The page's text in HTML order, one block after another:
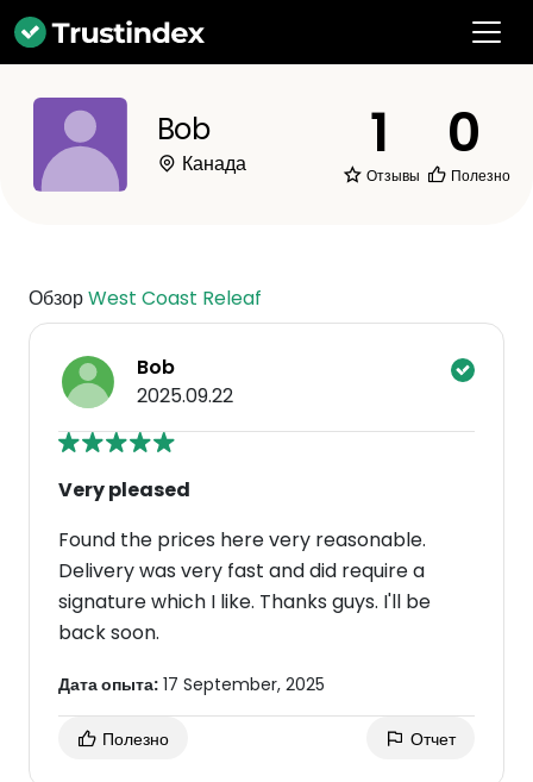
Bob
Канада 1
Отзывы
0
Полезно
ОбзорWest Coast Releaf
Bob
2025.09.22
Very pleased
Found the prices here very reasonable.
Delivery was very fast and did require a
signature which I like. Thanks guys. I'll be
back soon.
Дата опыта: 17 September, 2025
Полезно Отчет